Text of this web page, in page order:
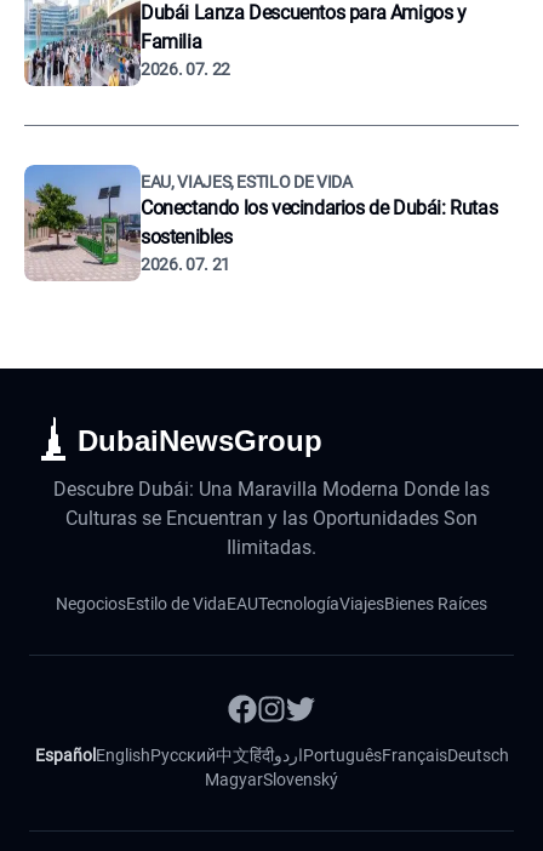
Dubái Lanza Descuentos para Amigos y
Familia
2026. 07. 22
EAU, VIAJES, ESTILO DE VIDA
Conectando los vecindarios de Dubái: Rutas
sostenibles
2026. 07. 21
DubaiNewsGroup
Descubre Dubái: Una Maravilla Moderna Donde las
Culturas se Encuentran y las Oportunidades Son
Ilimitadas.
NegociosEstilo de VidaEAUTecnologíaViajesBienes Raíces
Español EnglishРусский中文हिंदीاردوPortuguêsFrançaisDeutsch
MagyarSlovenský